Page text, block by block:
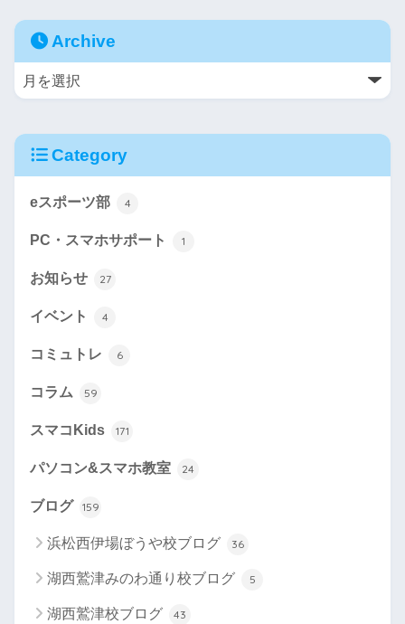
Archive
Category
eスポーツ部 4
PC・スマホサポート 1
お知らせ 27
イベント 4
コミュトレ 6
コラム 59
スマコKids 171
パソコン&スマホ教室 24
ブログ 159
浜松西伊場ぼうや校ブログ 36
湖西鷲津みのわ通り校ブログ 5
湖西鷲津校ブログ 43